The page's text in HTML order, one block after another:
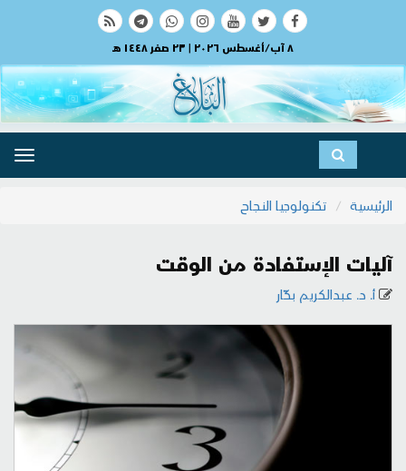
٨ آب/أغسطس ٢٠٢٦ | ٢٣ صفر ١٤٤٨ هـ
الرئيسية
تكنولوجيا النجاح
آليات الإستفادة من الوقت
أ. د. عبدالكريم بكّار